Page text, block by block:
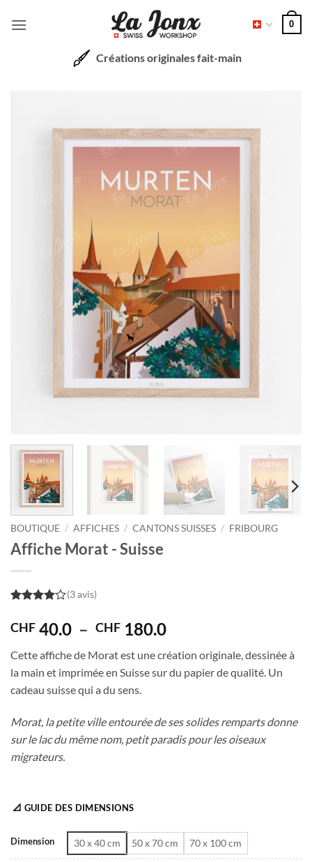
0
Créations originales fait-main
BOUTIQUE / AFFICHES / CANTONS SUISSES / FRIBOURG
Affiche Morat - Suisse
5
(3 avis)
CHF 40.0 – CHF 180.0Plage
prix :
CHF 40.0
Cette affiche de Morat est une création originale, dessinée à
la main et imprimée en Suisse sur du papier de qualité. Un
cadeau suisse qui a du sens.
Morat, la petite ville entourée de ses solides remparts donne
sur le lac du même nom, petit paradis pour les oiseaux
migrateurs.
📐 GUIDE DES DIMENSIONS
Dimension 30 x 40 cm 50 x 70 cm 70 x 100 cm